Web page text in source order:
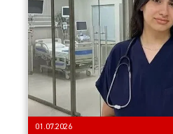
01.07.2026